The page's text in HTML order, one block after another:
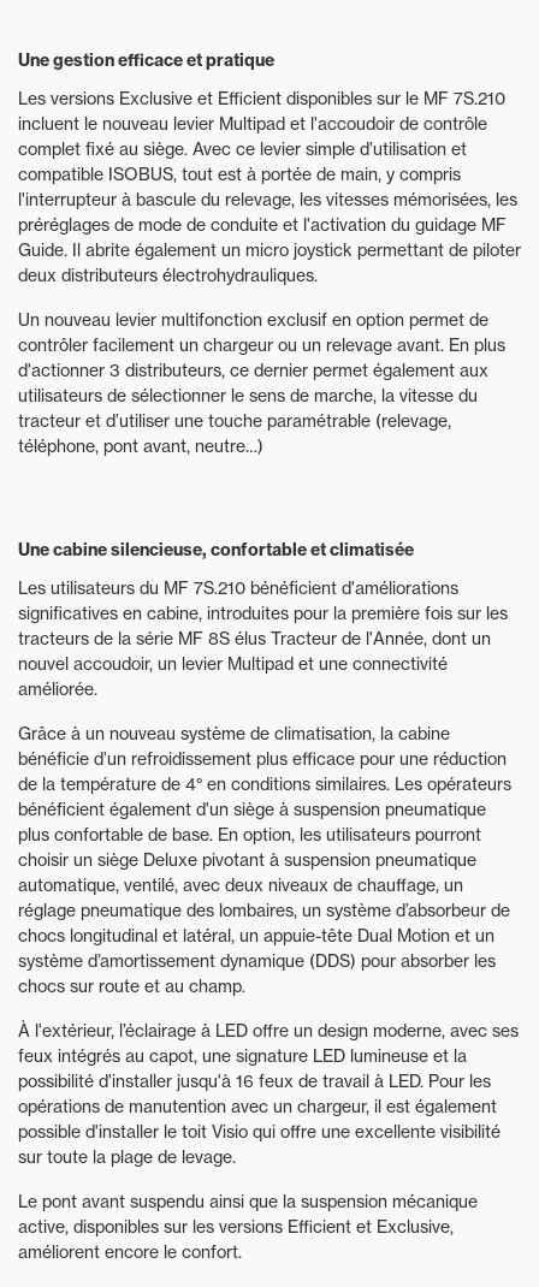
Une gestion efficace et pratique
Les versions Exclusive et Efficient disponibles sur le MF 7S.210
incluent le nouveau levier Multipad et l'accoudoir de contrôle
complet fixé au siège. Avec ce levier simple d’utilisation et
compatible ISOBUS, tout est à portée de main, y compris
l'interrupteur à bascule du relevage, les vitesses mémorisées, les
préréglages de mode de conduite et l'activation du guidage MF
Guide. Il abrite également un micro joystick permettant de piloter
deux distributeurs électrohydrauliques.
Un nouveau levier multifonction exclusif en option permet de
contrôler facilement un chargeur ou un relevage avant. En plus
d'actionner 3 distributeurs, ce dernier permet également aux
utilisateurs de sélectionner le sens de marche, la vitesse du
tracteur et d’utiliser une touche paramétrable (relevage,
téléphone, pont avant, neutre…)
Une cabine silencieuse, confortable et climatisée
Les utilisateurs du MF 7S.210 bénéficient d'améliorations
significatives en cabine, introduites pour la première fois sur les
tracteurs de la série MF 8S élus Tracteur de l'Année, dont un
nouvel accoudoir, un levier Multipad et une connectivité
améliorée.
Grâce à un nouveau système de climatisation, la cabine
bénéficie d’un refroidissement plus efficace pour une réduction
de la température de 4° en conditions similaires. Les opérateurs
bénéficient également d'un siège à suspension pneumatique
plus confortable de base. En option, les utilisateurs pourront
choisir un siège Deluxe pivotant à suspension pneumatique
automatique, ventilé, avec deux niveaux de chauffage, un
réglage pneumatique des lombaires, un système d’absorbeur de
chocs longitudinal et latéral, un appuie-tête Dual Motion et un
système d’amortissement dynamique (DDS) pour absorber les
chocs sur route et au champ.
À l'extérieur, l’éclairage à LED offre un design moderne, avec ses
feux intégrés au capot, une signature LED lumineuse et la
possibilité d'installer jusqu'à 16 feux de travail à LED. Pour les
opérations de manutention avec un chargeur, il est également
possible d'installer le toit Visio qui offre une excellente visibilité
sur toute la plage de levage.
Le pont avant suspendu ainsi que la suspension mécanique
active, disponibles sur les versions Efficient et Exclusive,
améliorent encore le confort.